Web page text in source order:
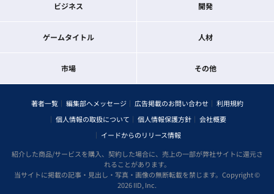
ビジネス 開発
ゲームタイトル 人材
市場 その他
著者一覧 編集部へメッセージ 広告掲載のお問い合わせ
利用規約
個人情報の取扱について
個人情報保護方針
会社概要
イードからのリリース情報
紹介した商品/サービスを購入、契約した場合に、売上の一部が弊社サイトに還元さ
れることがあります。
当サイトに掲載の記事・見出し・写真・画像の無断転載を禁じます。Copyright ©
2026 IID, Inc.